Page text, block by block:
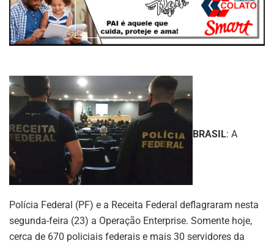
BRASIL: A
Polícia Federal (PF) e a Receita Federal deflagraram nesta
segunda-feira (23) a Operação Enterprise. Somente hoje,
cerca de 670 policiais federais e mais 30 servidores da